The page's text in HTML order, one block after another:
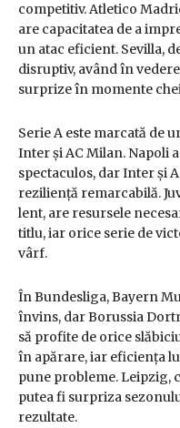
competitiv. Atletico
are capacitatea de a
un atac eficient. Sevilla,
disruptiv, având în
surprize în momente
Serie A este marcată de
Inter și AC Milan. Napoli
spectaculos, dar Inter și
reziliență remarcabilă.
lent, are resursele
titlu, iar orice serie de
vârf.
În Bundesliga, Bayern
învins, dar Borussia
să profite de orice
în apărare, iar eficiența
pune probleme. Leipzig,
putea fi surpriza
rezultate.